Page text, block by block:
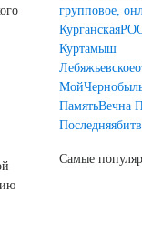
групповое,
Куртамыш
ПамятьВечна
Самые